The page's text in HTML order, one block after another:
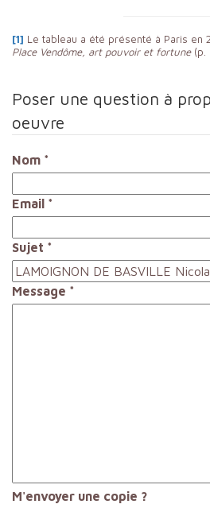
[1] Le tableau a été présenté à Paris en
Place Vendôme, art pouvoir et fortune(p.
Poser une question à
oeuvre
Nom *
Email *
Sujet *
Message *
M'envoyer une copie ?